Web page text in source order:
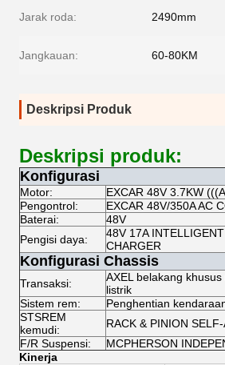
Jarak roda: 2490mm
Jangkauan: 60-80KM
Deskripsi Produk
Deskripsi produk:
Konfigurasi
Motor:
EXCAR 48V 3.7KW
Pengontrol:
EXCAR 48V/350A AC
Baterai:
48V
Pengisi daya:
48V 17A
CHARGER
Konfigurasi Chassis
Transaksi:
AXEL belakang
listrik
Sistem rem:
Penghentian
STSREM
kemudi:
RACK & PINION
F/R Suspensi:
MCPHERSON
Kinerja